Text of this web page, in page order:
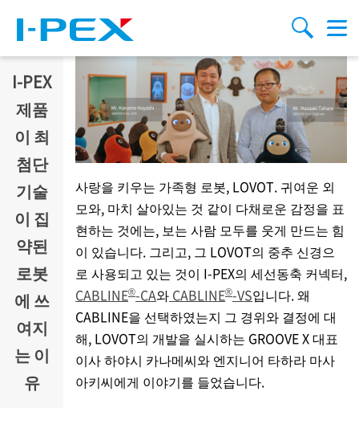
검색
Menu
I-PEX
제품
이 최
첨단
기술
이 집
약된
로봇
에 쓰
여지
는 이
유
사랑을 키우는 가족형 로봇, LOVOT. 귀여운 외
모와, 마치 살아있는 것 같이 다채로운 감정을 표
현하는 것에는, 보는 사람 모두를 웃게 만드는 힘
이 있습니다. 그리고, 그 LOVOT의 중추 신경으
로 사용되고 있는 것이 I-PEX의 세선동축 커넥터,
CABLINE®-CA와 CABLINE®-VS입니다. 왜
CABLINE을 선택하였는지 그 경위와 결정에 대
해, LOVOT의 개발을 실시하는 GROOVE X 대표
이사 하야시 카나메씨와 엔지니어 타하라 마사
아키씨에게 이야기를 들었습니다.